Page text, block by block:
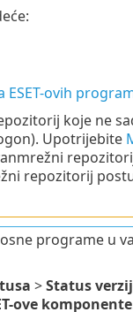
ovih
koje ne
Upotrijebite
repozitorij
programe u
>Status
ove komponente